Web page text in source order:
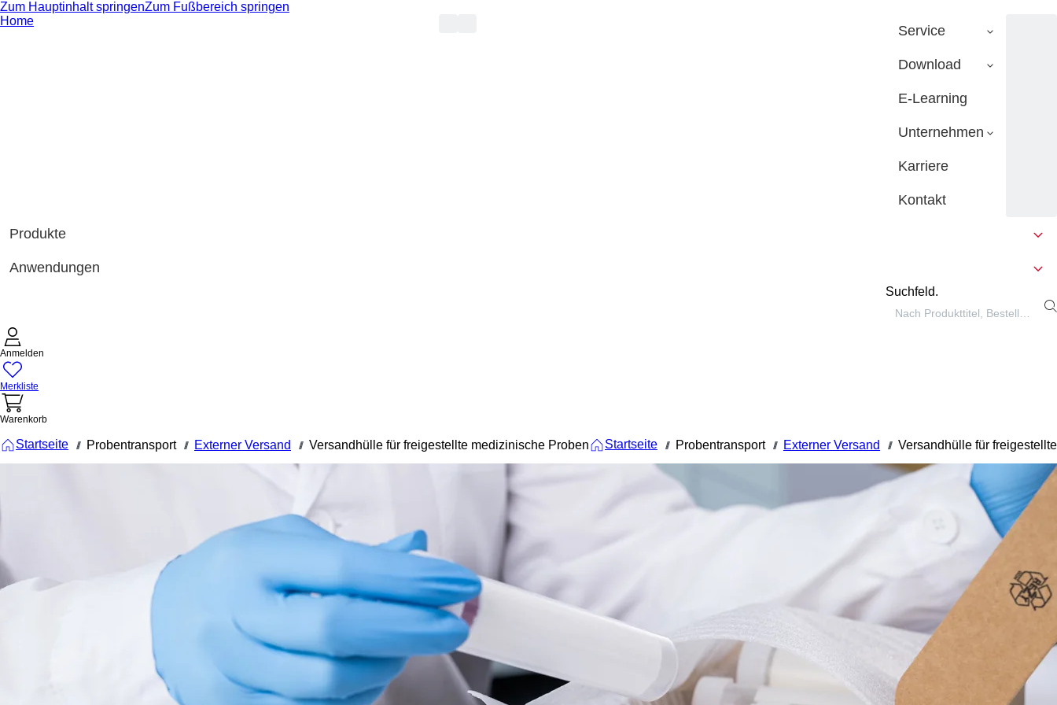
Zum Hauptinhalt springenZum Fußbereich springen
Home
Service
Download
E-Learning
Unternehmen
Karriere
Kontakt
Produkte
Anwendungen
Suchfeld.
Anmelden
Merkliste
Warenkorb
Startseite /// Probentransport /// Externer Versand /// Versandhülle für freigestellte medizinische Proben Startseite /// Probentransport /// Externer Versand /// Versandhülle für